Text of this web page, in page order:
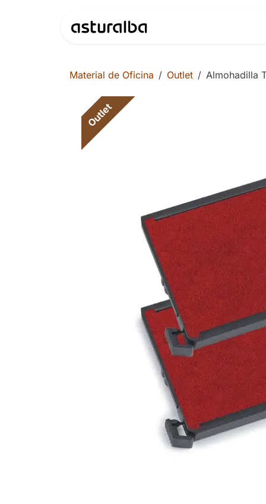
Material de Oficina Outlet Almohadilla
Outlet